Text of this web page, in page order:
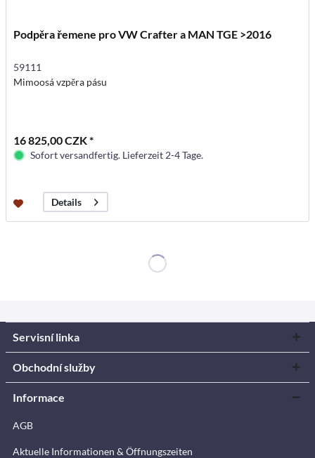
Podpěra řemene pro VW Crafter a MAN TGE >2016
59111
Mimoosá vzpěra pásu
16 825,00 CZK *
Sofort versandfertig. Lieferzeit 2-4 Tage.
Details
Servisní linka
Obchodní služby
Informace
AGB
Aktuelle Informationen & Öffnungszeiten